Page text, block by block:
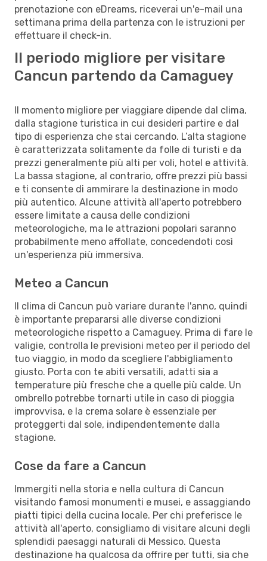
prenotazione con eDreams, riceverai un'e-mail una
settimana prima della partenza con le istruzioni per
effettuare il check-in.
Il periodo migliore per visitare
Cancun partendo da Camaguey
Il momento migliore per viaggiare dipende dal clima,
dalla stagione turistica in cui desideri partire e dal
tipo di esperienza che stai cercando. L’alta stagione
è caratterizzata solitamente da folle di turisti e da
prezzi generalmente più alti per voli, hotel e attività.
La bassa stagione, al contrario, offre prezzi più bassi
e ti consente di ammirare la destinazione in modo
più autentico. Alcune attività all'aperto potrebbero
essere limitate a causa delle condizioni
meteorologiche, ma le attrazioni popolari saranno
probabilmente meno affollate, concedendoti così
un'esperienza più immersiva.
Meteo a Cancun
Il clima di Cancun può variare durante l'anno, quindi
è importante prepararsi alle diverse condizioni
meteorologiche rispetto a Camaguey. Prima di fare le
valigie, controlla le previsioni meteo per il periodo del
tuo viaggio, in modo da scegliere l'abbigliamento
giusto. Porta con te abiti versatili, adatti sia a
temperature più fresche che a quelle più calde. Un
ombrello potrebbe tornarti utile in caso di pioggia
improvvisa, e la crema solare è essenziale per
proteggerti dal sole, indipendentemente dalla
stagione.
Cose da fare a Cancun
Immergiti nella storia e nella cultura di Cancun
visitando famosi monumenti e musei, e assaggiando
piatti tipici della cucina locale. Per chi preferisce le
attività all'aperto, consigliamo di visitare alcuni degli
splendidi paesaggi naturali di Messico. Questa
destinazione ha qualcosa da offrire per tutti, sia che